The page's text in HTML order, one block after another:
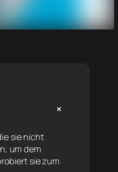
+
sie nicht
um dem
sie zum